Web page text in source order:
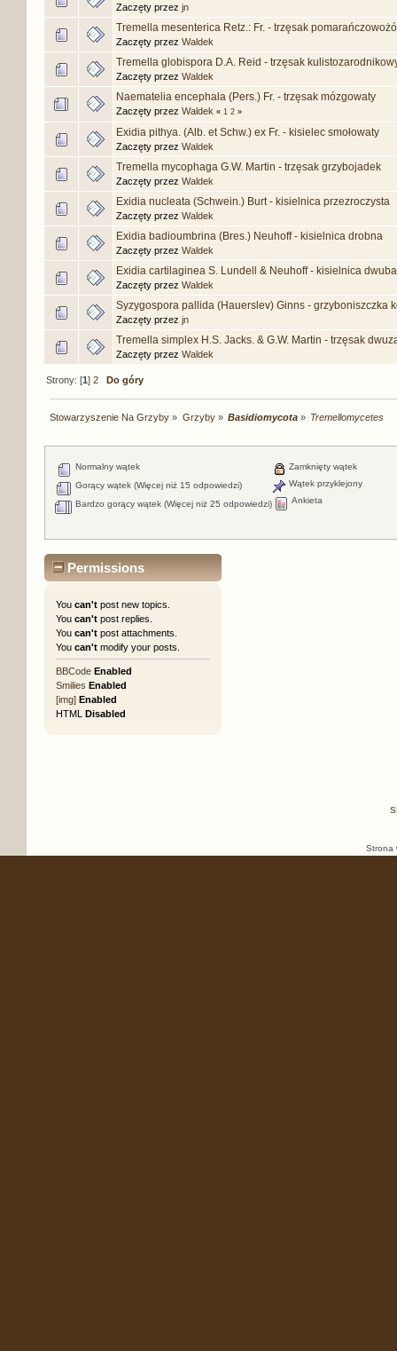
Zaczęty przez jn
Tremella mesenterica Retz.: Fr. - trzęsak
Zaczęty przez Waldek
Tremella globispora D.A. Reid - trzęsak
Zaczęty przez Waldek
Naematelia encephala (Pers.) Fr. - trzęsak mózgowaty
Zaczęty przez Waldek « 1 2 »
Exidia pithya. (Alb. et Schw.) ex Fr. - kisielec smołowaty
Zaczęty przez Waldek
Tremella mycophaga G.W. Martin - trzęsak grzybojadek
Zaczęty przez Waldek
Exidia nucleata (Schwein.) Burt - kisielnica przezroczysta
Zaczęty przez Waldek
Exidia badioumbrina (Bres.) Neuhoff - kisielnica drobna
Zaczęty przez Waldek
Exidia cartilaginea S. Lundell & Neuhoff - kisielnica
Zaczęty przez Waldek
Syzygospora pallida (Hauerslev) Ginns - grzyboniszczka
Zaczęty przez jn
Tremella simplex H.S. Jacks. & G.W. Martin - trzęsak
Zaczęty przez Waldek
Strony: [1]2 Do góry
Stowarzyszenie Na Grzyby » Grzyby» Basidiomycota» Tremellomycetes
Normalny wątek
Gorący wątek (Więcej niż 15 odpowiedzi)
Bardzo gorący wątek (Więcej niż 25 odpowiedzi)
Zamknięty wątek
Wątek przyklejony
Ankieta
Permissions
You can'tpost new topics.
You can'tpost replies.
You can'tpost attachments.
You can'tmodify your posts.
BBCode Enabled
Smilies Enabled
[img] Enabled
HTML Disabled
Strona